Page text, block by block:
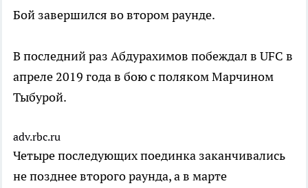
Бой завершился во втором раунде.
В последний раз Абдурахимов побеждал в UFC в
апреле 2019 года в бою с поляком Марчином
Тыбурой.
adv.rbc.ru
Четыре последующих поединка заканчивались
не позднее второго раунда, а в марте